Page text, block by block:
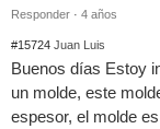
Responder · 4 años
#15724 Juan Luis
Buenos días Estoy
un molde, este
espesor, el molde